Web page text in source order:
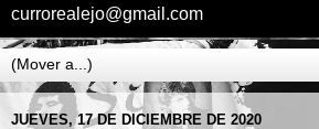
currorealejo@gmail.com
JUEVES, 17 DE DICIEMBRE DE 2020